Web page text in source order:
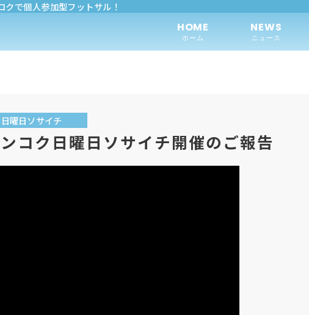
で個人参加型フットサル！
HOME
ホーム
NEWS
ニュース
日曜日ソサイチ
コク日曜日ソサイチ開催のご報告